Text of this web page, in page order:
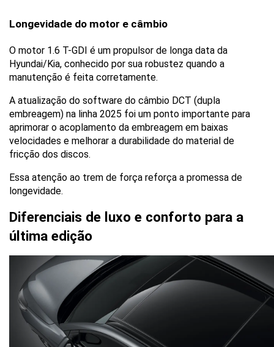
Longevidade do motor e câmbio
O motor 1.6 T-GDI é um propulsor de longa data da
Hyundai/Kia, conhecido por sua robustez quando a
manutenção é feita corretamente.
A atualização do software do câmbio DCT (dupla
embreagem) na linha 2025 foi um ponto importante para
aprimorar o acoplamento da embreagem em baixas
velocidades e melhorar a durabilidade do material de
fricção dos discos.
Essa atenção ao trem de força reforça a promessa de
longevidade.
Diferenciais de luxo e conforto para a
última edição